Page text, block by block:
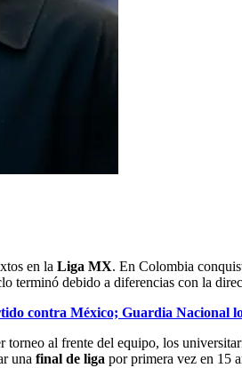
en la Liga MX. En Colombia
terminó debido a diferencias con la
contra México; Guardia Nacional
al frente del equipo, los
una final de liga por primera vez en 15